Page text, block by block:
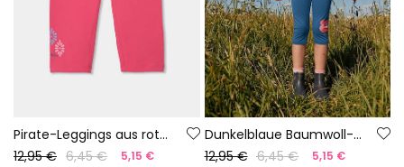
Pirate-Leggings aus roter Baumwolle
12,95 € 6,45 € 5,15 €
Dunkelblaue Baumwoll-Piratenleggings
12,95 € 6,45 € 5,15 €